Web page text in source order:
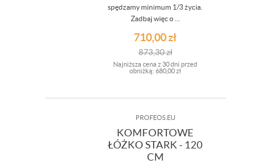
spędzamy minimum 1/3 życia.
Zadbaj więc o ...
710,00zł
873,30zł
Najniższa cena z 30 dni przed
obniżką: 680,00 zł
PROFEOS.EU
KOMFORTOWE
ŁÓŻKO STARK - 120
CM